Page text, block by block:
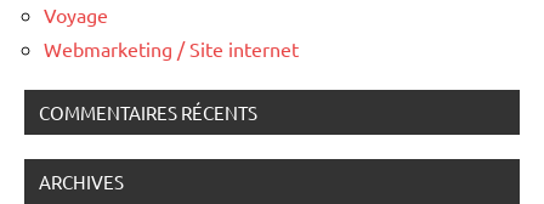
Voyage
Webmarketing / Site internet
COMMENTAIRES RÉCENTS
ARCHIVES